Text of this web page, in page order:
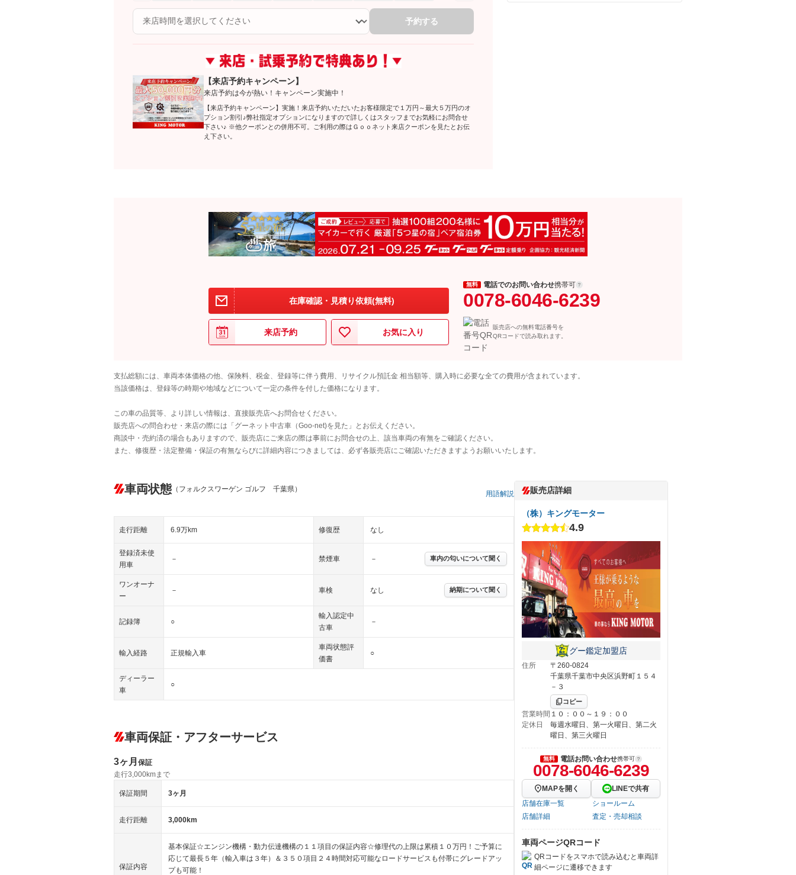
予約する
【来店予約キャンペーン】
来店予約は今が熱い！キャンペーン実施中！
【来店予約キャンペーン】実施！来店予約いただいたお客様限定で１万円～最大５万円のオ
プション割引♪弊社指定オプションになりますので詳しくはスタッフまでお気軽にお問合せ
下さい♪ ※他クーポンとの併用不可。ご利用の際はＧｏｏネット来店クーポンを見たとお伝
え下さい。
在庫確認・見積り依頼(無料)
来店予約 お気に入り
無料 電話でのお問い合わせ携帯可
0078-6046-6239
販売店への無料電話番号を
QRコードで読み取れます。
支払総額には、車両本体価格の他、保険料、税金、登録等に伴う費用、リサイクル預託金 相当額等、購入時に必要な全ての費用が含まれています。
当該価格は、登録等の時期や地域などについて一定の条件を付した価格になります。
この車の品質等、より詳しい情報は、直接販売店へお問合せください。
販売店への問合わせ・来店の際には「グーネット中古車（Goo-net)を見た」とお伝えください。
商談中・売約済の場合もありますので、販売店にご来店の際は事前にお問合せの上、該当車両の有無をご確認ください。
また、修復歴・法定整備・保証の有無ならびに詳細内容につきましては、必ず各販売店にご確認いただきますようお願いいたします。
車両状態 （フォルクスワーゲン ゴルフ 千葉県）
用語解説
走行距離 6.9万km 修復歴 なし
登録済未使
用車
－ 禁煙車 － 車内の匂いについて聞く
ワンオーナ
ー
－ 車検 なし 納期について聞く
記録簿 ○
輸入認定中
古車
－
輸入経路 正規輸入車
車両状態評
価書
○
ディーラー
車
○
車両保証・アフターサービス
3ヶ月 保証
走行3,000kmまで
保証期間 3ヶ月
走行距離 3,000km
保証内容
基本保証☆エンジン機構・動力伝達機構の１１項目の保証内容☆修理代の上限は累積１０万円！ご予算に
応じて最長５年（輸入車は３年）＆３５０項目２４時間対応可能なロードサービスも付帯にグレードアッ
プも可能！
販売店詳細
（株）キングモーター
4.9
グー鑑定加盟店
住所
〒260-0824
千葉県千葉市中央区浜野町１５４
－３
コピー
営業時間 １０：００～１９：００
定休日
毎週水曜日、第一火曜日、第二火
曜日、第三火曜日
無料 電話お問い合わせ携帯可
0078-6046-6239
MAPを開く
LINEで共有
店舗在庫一覧
ショールーム
店舗詳細
査定・売却相談
車両ページQRコード
QRコードをスマホで読み込むと車両詳
細ページに遷移できます